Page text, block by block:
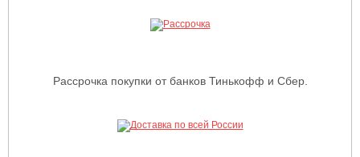
Рассрочка покупки от банков Тинькофф и Сбер.